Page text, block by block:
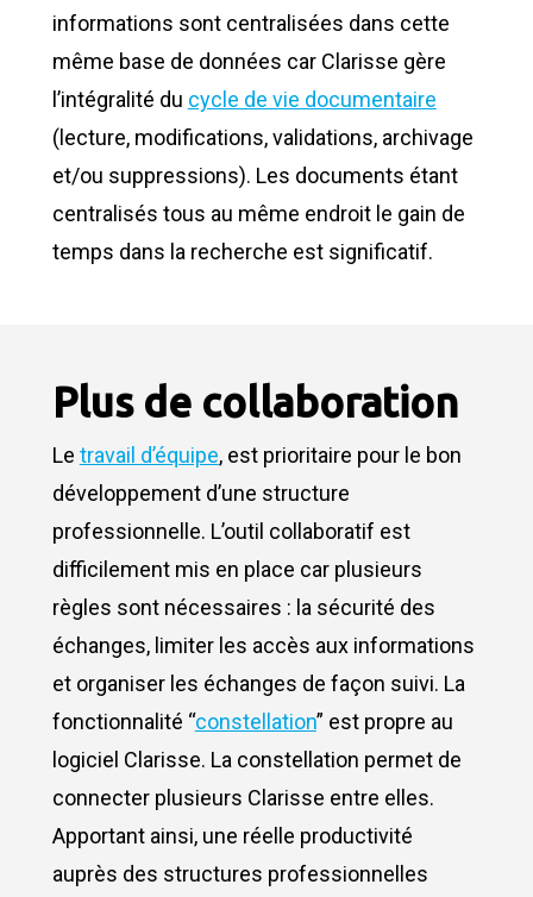
informations sont centralisées dans cette
même base de données car Clarisse gère
l’intégralité du cycle de vie documentaire
(lecture, modifications, validations, archivage
et/ou suppressions). Les documents étant
centralisés tous au même endroit le gain de
temps dans la recherche est significatif.
Plus de collaboration
Le travail d’équipe, est prioritaire pour le bon
développement d’une structure
professionnelle. L’outil collaboratif est
difficilement mis en place car plusieurs
règles sont nécessaires : la sécurité des
échanges, limiter les accès aux informations
et organiser les échanges de façon suivi. La
fonctionnalité “constellation” est propre au
logiciel Clarisse. La constellation permet de
connecter plusieurs Clarisse entre elles.
Apportant ainsi, une réelle productivité
auprès des structures professionnelles